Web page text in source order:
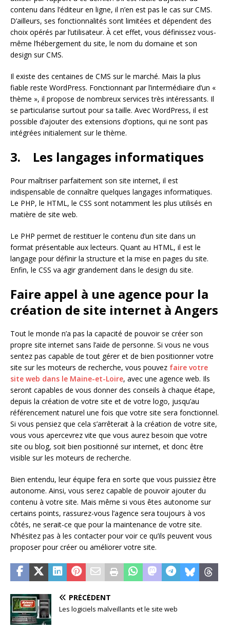
contenu dans l’éditeur en ligne, il n’en est pas le cas sur CMS.
D’ailleurs, ses fonctionnalités sont limitées et dépendent des
choix opérés par l’utilisateur. À cet effet, vous définissez vous-
même l’hébergement du site, le nom du domaine et son
design sur CMS.
Il existe des centaines de CMS sur le marché. Mais la plus
fiable reste WordPress. Fonctionnant par l’intermédiaire d’un «
thème », il propose de nombreux services très intéressants. Il
se particularise surtout pour sa taille. Avec WordPress, il est
possible d’ajouter des extensions d’options, qui ne sont pas
intégrées initialement sur le thème.
3. Les langages informatiques
Pour maîtriser parfaitement son site internet, il est
indispensable de connaître quelques langages informatiques.
Le PHP, le HTML, le CSS sont notamment les plus utilisés en
matière de site web.
Le PHP permet de restituer le contenu d’un site dans un
format présentable aux lecteurs. Quant au HTML, il est le
langage pour définir la structure et la mise en pages du site.
Enfin, le CSS va agir grandement dans le design du site.
Faire appel à une agence pour la
création de site internet à Angers
Tout le monde n’a pas la capacité de pouvoir se créer son
propre site internet sans l’aide de personne. Si vous ne vous
sentez pas capable de tout gérer et de bien positionner votre
site sur les moteurs de recherche, vous pouvez faire votre
site web dans le Maine-et-Loire, avec une agence web. Ils
seront capables de vous donner des conseils à chaque étape,
depuis la création de votre site et de votre logo, jusqu’au
référencement naturel une fois que votre site sera fonctionnel.
Si vous pensiez que cela s’arrêterait à la création de votre site,
vous vous apercevrez vite que vous aurez besoin que votre
site ou blog, soit bien positionné sur internet, et donc être
visible sur les moteurs de recherche.
Bien entendu, leur équipe fera en sorte que vous puissiez être
autonome. Ainsi, vous serez capable de pouvoir ajouter du
contenu à votre site. Mais même si vous êtes autonome sur
certains points, rassurez-vous l’agence sera toujours à vos
côtés, ne serait-ce que pour la maintenance de votre site.
N’hésitez pas à les contacter pour voir ce qu’ils peuvent vous
proposer pour créer ou améliorer votre site.
PRÉCÉDENT
Les logiciels malveillants et le site web